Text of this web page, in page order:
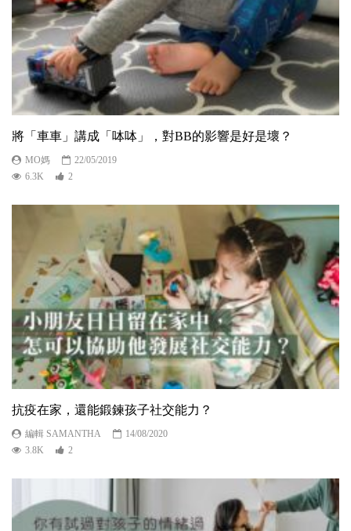
將「車車」講成「呠呠」，對BB的影響是好是壞？
MO媽
22/05/2019
6.3K
2
抗疫在家，還能鍛鍊孩子社交能力？
編輯 SAMANTHA
14/08/2020
3.8K
2